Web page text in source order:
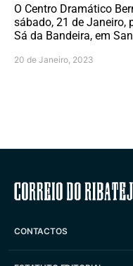
O Centro Dramático
sábado, 21 de Janeiro,
Sá da Bandeira, em
20 de Janeiro, 2023
CONTACTOS